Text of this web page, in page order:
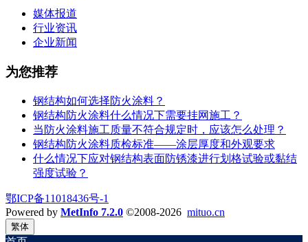
媒体报道
行业资讯
企业新闻
为您推荐
钢结构如何选择防火涂料？
钢结构防火涂料什么情况下需要挂网施工？
当防火涂料施工质量不符合规定时，应该怎么处理？
钢结构防火涂料质检标准——涂层厚度和外观要求
什么情况下应对钢结构表面防锈漆进行划格试验或黏结
强度试验？
鄂ICP备11018436号-1
Powered by MetInfo 7.2.0 ©2008-2026 mituo.cn
繁体